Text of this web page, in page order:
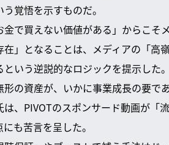
覚悟を示すものだ。
金で買えない価値がある」からこそ
在」となることは、メディアの「高
いう逆説的なロジックを提示した。
の資産が、いかに事業成長の要で
は、PIVOTのスポンサード動画が「
も苦言を呈した。